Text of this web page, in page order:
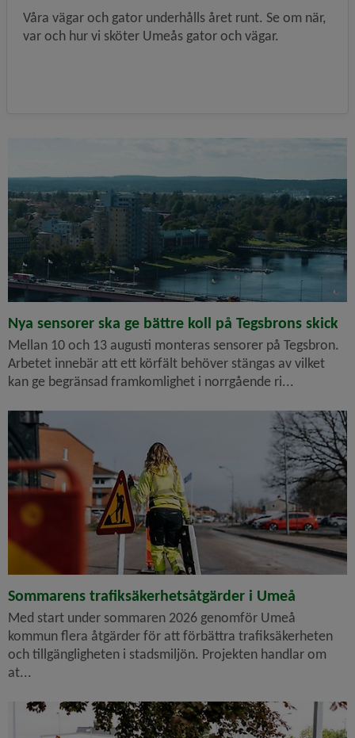
Våra vägar och gator underhålls året runt. Se om när,
var och hur vi sköter Umeås gator och vägar.
Nya sensorer ska ge bättre koll på Tegsbrons skick
Mellan 10 och 13 augusti monteras sensorer på Tegsbron.
Arbetet innebär att ett körfält behöver stängas av vilket
kan ge begränsad framkomlighet i norrgående ri...
Sommarens trafiksäkerhetsåtgärder i Umeå
Med start under sommaren 2026 genomför Umeå
kommun flera åtgärder för att förbättra trafiksäkerheten
och tillgängligheten i stadsmiljön. Projekten handlar om
at...